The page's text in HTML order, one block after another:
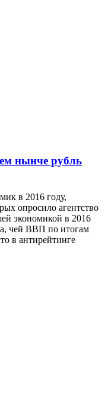
нынче рубль
в 2016 году,
опросило агентство
экономикой в 2016
чей ВВП по итогам
в антирейтинге